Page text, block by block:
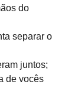
do
separar o
juntos;
de vocês